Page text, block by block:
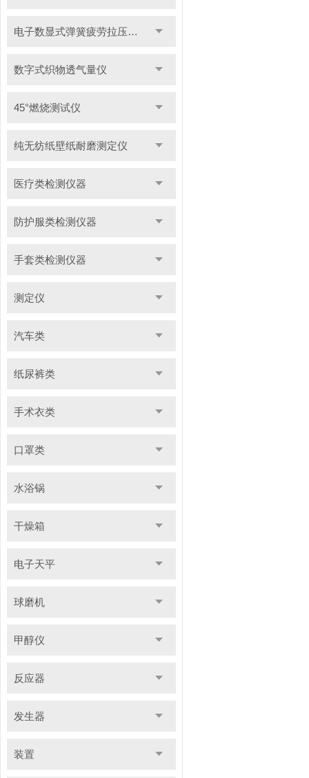
电子数显式弹簧疲劳拉压试验机
数字式织物透气量仪
45°燃烧测试仪
纯无纺纸壁纸耐磨测定仪
医疗类检测仪器
防护服类检测仪器
手套类检测仪器
测定仪
汽车类
纸尿裤类
手术衣类
口罩类
水浴锅
干燥箱
电子天平
球磨机
甲醇仪
反应器
发生器
装置